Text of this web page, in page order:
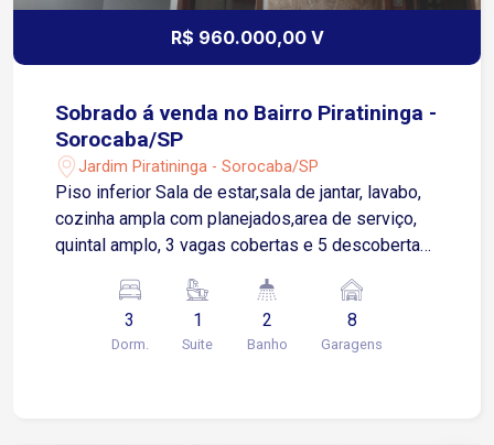
R$ 960.000,00 V
Sobrado á venda no Bairro Piratininga -
Sorocaba/SP
Jardim Piratininga - Sorocaba/SP
Piso inferior Sala de estar,sala de jantar, lavabo,
cozinha ampla com planejados,area de serviço,
quintal amplo, 3 vagas cobertas e 5 descobertas
closet, varanda e hidro e wc social
3
Dorm.
1
Suite
2
Banho
8
Garagens